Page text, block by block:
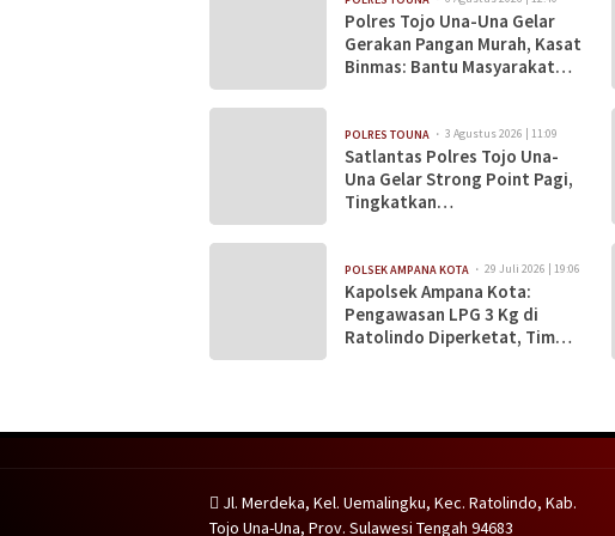
Polres Tojo Una-Una Gelar
Gerakan Pangan Murah, Kasat
Binmas: Bantu Masyarakat
POLRES TOUNA 3 Agustus 2026 | 11:09
Satlantas Polres Tojo Una-
Una Gelar Strong Point Pagi,
Tingkatkan
POLSEK AMPANA KOTA 29 Juli 2026 | 19:06
Kapolsek Ampana Kota:
Pengawasan LPG 3 Kg di
Ratolindo Diperketat, Tim
Jl. Merdeka, Kel. Uemalingku, Kec. Ratolindo, Kab.
Tojo Una-Una, Prov. Sulawesi Tengah 94683